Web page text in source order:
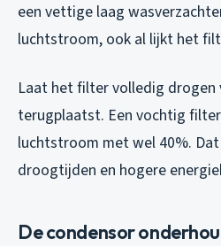
een vettige laag
luchtstroom, ook al lijkt het
Laat het filter volledig
terugplaatst. Een vochtig
luchtstroom met wel 40%.
droogtijden en hogere
De condensor